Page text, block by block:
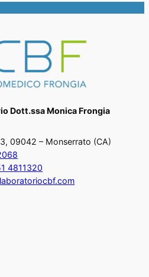
Dott.ssa Monica Frongia
09042 – Monserrato (CA)
4811320